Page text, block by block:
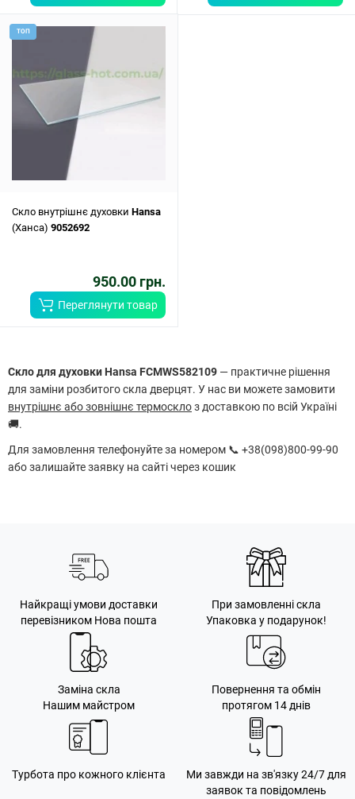
ТОП
Скло внутрішнє духовки Hansa
(Ханса) 9052692
950.00 грн.
Переглянути товар
Скло для духовки Hansa FCMWS582109 — практичне рішення
для заміни розбитого скла дверцят. У нас ви можете замовити
внутрішнє або зовнішнє термосклоз доставкою по всій Україні
🚚.
Для замовлення телефонуйте за номером 📞 +38(098)800-99-90
або залишайте заявку на сайті через кошик
Найкращі умови доставки
перевізником Нова пошта
При замовленні скла
Упаковка у подарунок!
Заміна скла
Нашим майстром
Повернення та обмін
протягом 14 днів
Турбота про кожного клієнта
Ми завжди на зв'язку 24/7 для
заявок та повідомлень